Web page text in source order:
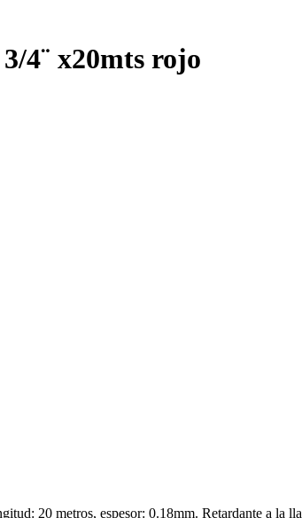
4¨ x20mts rojo
20 metros, espesor: 0.18mm. Retardante a la